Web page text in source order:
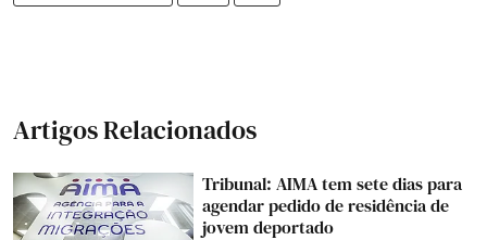
Artigos Relacionados
Tribunal: AIMA tem sete dias para
agendar pedido de residência de
jovem deportado